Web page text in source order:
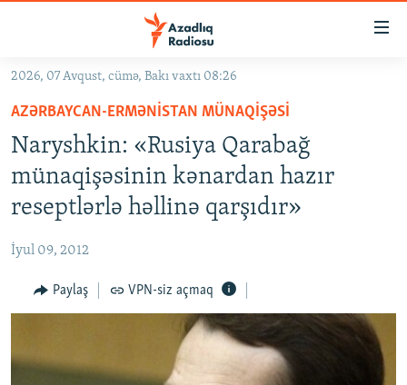
Əsas
qayıt
Əsas
naviqasiyaya
qayıt
Axtarışa
#İZAHLA
KORRUPSIOMETR
#ƏSLINDƏ
QANUNI DOĞRU
ARAŞDIRMA
VIDEO
RADIO ARXIV
2026, 07 Avqust, cümə, Bakı vaxtı 08:26
AZƏRBAYCAN-ERMƏNISTAN MÜNAQIŞƏSI
Naryshkin: «Rusiya Qarabağ
münaqişəsinin kənardan hazır
reseptlərlə həllinə qarşıdır»
İyul 09, 2012
Paylaş VPN-siz açmaq